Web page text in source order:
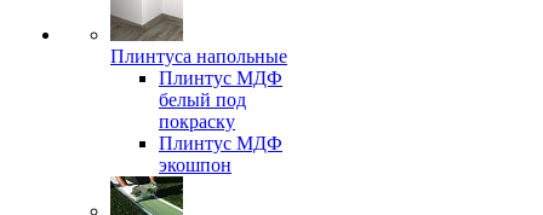
Плинтуса напольные
Плинтус МДФ
белый под
покраску
Плинтус МДФ
экошпон